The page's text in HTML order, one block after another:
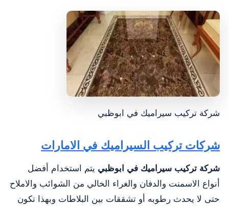
شركة تركيب سيراميك في ابوظبي
شركات تركيب السيراميك في الامارات
شركة تركيب سيراميك في ابوظبي يتم استخدام أفضل
أنواع الاسمنت والدفان والغراء الخالي من الشوائب والاملاح
حتى لا يحدث رطوبه أو تشققات بين البلاطات وبهذا تكون